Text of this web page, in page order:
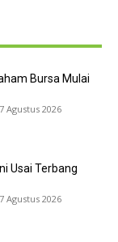
Bursa Mulai
7 Agustus 2026
Usai Terbang
7 Agustus 2026